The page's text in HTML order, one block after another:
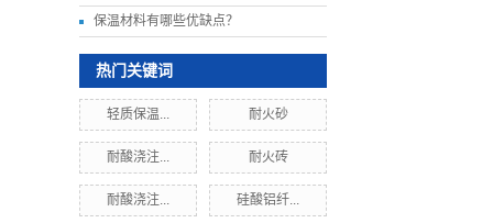
保温材料有哪些优缺点？
热门关键词
轻质保温... 耐火砂
耐酸浇注... 耐火砖
耐酸浇注... 硅酸铝纤...